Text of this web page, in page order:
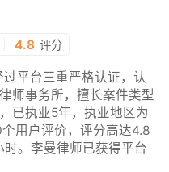
4.8 评分
平台三重严格认证，认
师事务所，擅长案件类型
已执业5年，执业地区为
用户评价，评分高达4.8
。李曼律师已获得平台